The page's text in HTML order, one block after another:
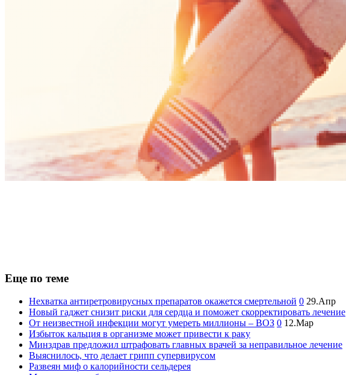
Еще по теме
Нехватка антиретровирусных препаратов окажется смертельной 0 29.Апр
Новый гаджет снизит риски для сердца и поможет скорректировать лечение
От неизвестной инфекции могут умереть миллионы – ВОЗ 0 12.Мар
Избыток кальция в организме может привести к раку
Минздрав предложил штрафовать главных врачей за неправильное лечение
Выяснилось, что делает грипп супервирусом
Развеян миф о калорийности сельдерея